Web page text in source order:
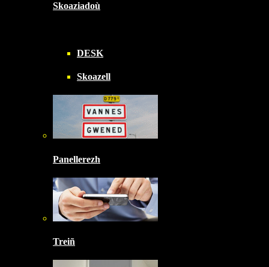
Skoaziadoù
DESK
Skoazell
Panellerezh
Treiñ